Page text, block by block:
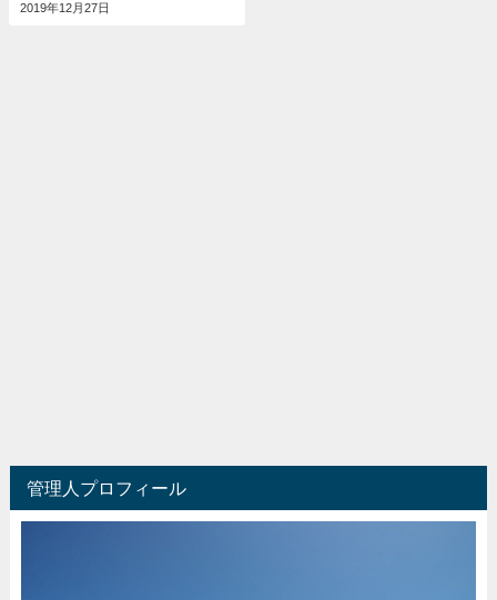
2019年12月27日
管理人プロフィール